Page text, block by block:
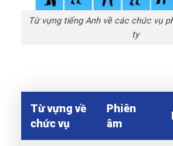
Từ vựng tiếng Anh về các chức vụ
ty
Từ vựng về
chức vụ
Phiên
âm